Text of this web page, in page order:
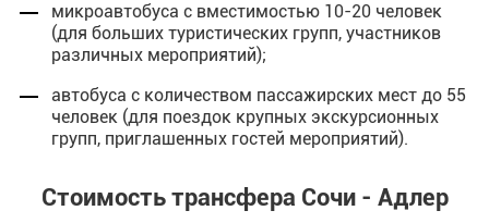
микроавтобуса с вместимостью 10-20 человек
(для больших туристических групп, участников
различных мероприятий);
автобуса с количеством пассажирских мест до 55
человек (для поездок крупных экскурсионных
групп, приглашенных гостей мероприятий).
Стоимость трансфера Сочи - Адлер